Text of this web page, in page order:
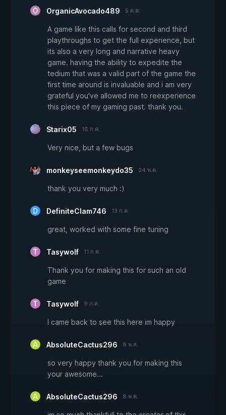
OrganicAvocado489 5 ต.ค.
A game like this calls for second and third
playthroughs to get the full experience, but
its also a very long and narrative heavy
game. having the ability to expedite the
tedium that was a valid part of the game the
first time around is invaluable and i am very
grateful you've allowed me to reexperience
this piece of my gaming past. thank you.
Starix05 16 ก.ค.
Very nice, but a few bugs
monkeyseemonkeydo35 24 พ.ค.
thank you very much :)
DefiniteClam746 13 ก.ค.
great, worked with some fine tuning
Tasywolf 11 ก.ค.
Thank you for making this for such an old
game
Tasywolf 9 ก.ค.
I came back to see this here im happy
AbsoluteCactus296 8 พ.ค.
so very happy thank you for making this
your awesome...
AbsoluteCactus296 8 พ.ค.